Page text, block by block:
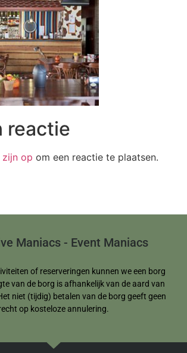
reactie
op om een reactie te plaatsen.
Maniacs - Event Maniacs
of reserveringen kunnen we een borg
van de borg is afhankelijk van de aard van
niet (tijdig) betalen van de borg geeft geen
op kosteloze annulering.